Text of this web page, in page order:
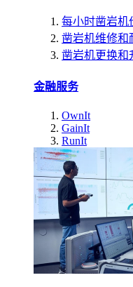
每小时凿岩机
凿岩机维修和
凿岩机更换和
金融服务
OwnIt
GainIt
RunIt